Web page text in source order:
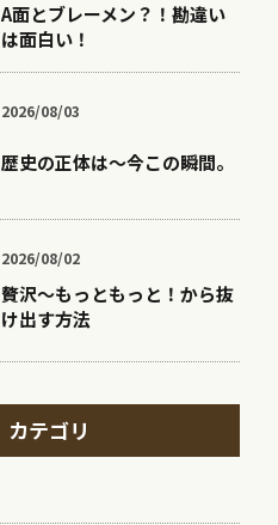
A面とブレーメン？！勘違い
は面白い！
2026/08/03
歴史の正体は〜今この瞬間。
2026/08/02
贅沢〜もっともっと！から抜
け出す方法
カテゴリ